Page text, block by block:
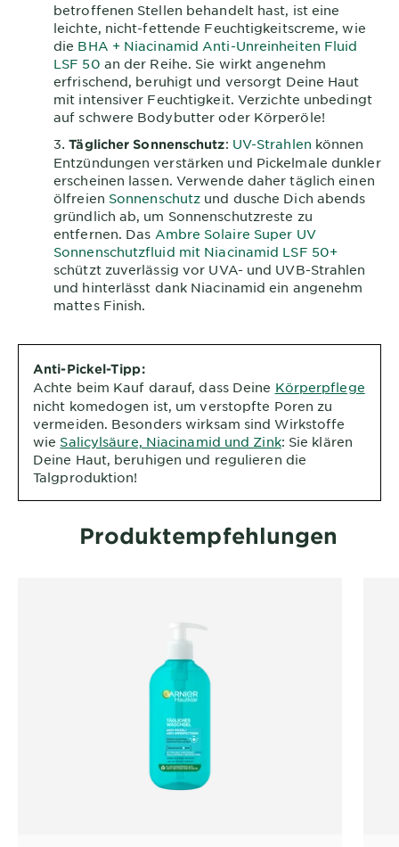
betroffenen Stellen behandelt hast, ist eine
leichte, nicht-fettende Feuchtigkeitscreme, wie
die BHA + Niacinamid Anti-Unreinheiten Fluid
LSF 50 an der Reihe. Sie wirkt angenehm
erfrischend, beruhigt und versorgt Deine Haut
mit intensiver Feuchtigkeit. Verzichte unbedingt
auf schwere Bodybutter oder Körperöle!
Täglicher Sonnenschutz: UV-Strahlen können
Entzündungen verstärken und Pickelmale dunkler
erscheinen lassen. Verwende daher täglich einen
ölfreien Sonnenschutz und dusche Dich abends
gründlich ab, um Sonnenschutzreste zu
entfernen. Das Ambre Solaire Super UV
Sonnenschutzfluid mit Niacinamid LSF 50+
schützt zuverlässig vor UVA- und UVB-Strahlen
und hinterlässt dank Niacinamid ein angenehm
mattes Finish.
Anti-Pickel-Tipp:
Achte beim Kauf darauf, dass Deine Körperpflege
nicht komedogen ist, um verstopfte Poren zu
vermeiden. Besonders wirksam sind Wirkstoffe
wie Salicylsäure, Niacinamid und Zink: Sie klären
Deine Haut, beruhigen und regulieren die
Talgproduktion!
Produktempfehlungen